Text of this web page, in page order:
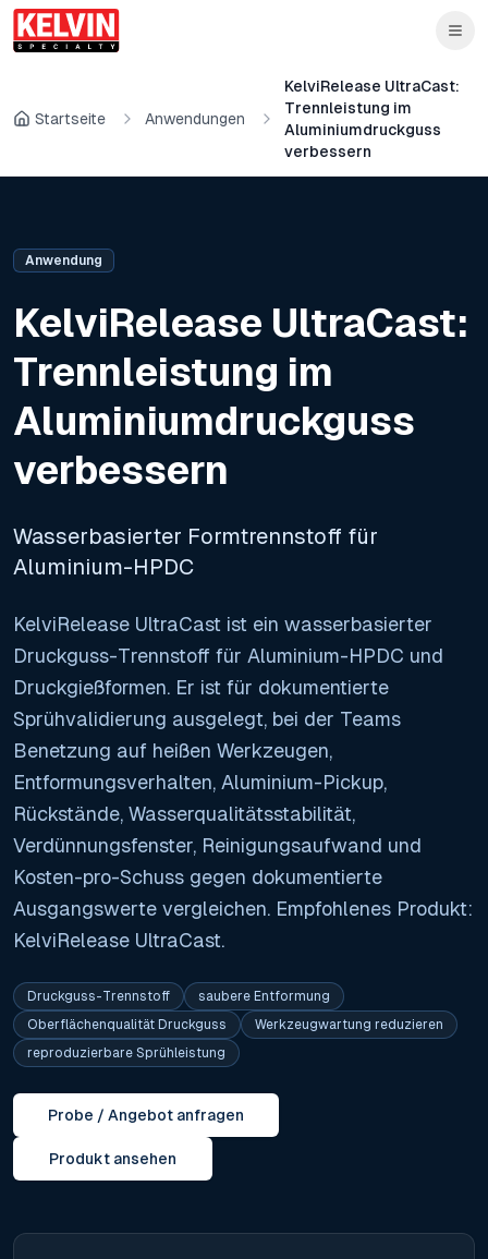
Skip to main content
Zum Hauptinhalt springen
Startseite Anwendungen
KelviRelease UltraCast:
Trennleistung im
Aluminiumdruckguss
verbessern
Anwendung
KelviRelease UltraCast:
Trennleistung im
Aluminiumdruckguss
verbessern
Wasserbasierter Formtrennstoff für
Aluminium-HPDC
KelviRelease UltraCast ist ein wasserbasierter
Druckguss-Trennstoff für Aluminium-HPDC und
Druckgießformen. Er ist für dokumentierte
Sprühvalidierung ausgelegt, bei der Teams
Benetzung auf heißen Werkzeugen,
Entformungsverhalten, Aluminium-Pickup,
Rückstände, Wasserqualitätsstabilität,
Verdünnungsfenster, Reinigungsaufwand und
Kosten-pro-Schuss gegen dokumentierte
Ausgangswerte vergleichen. Empfohlenes Produkt:
KelviRelease UltraCast.
Druckguss-Trennstoff
saubere Entformung
Oberflächenqualität Druckguss
Werkzeugwartung reduzieren
reproduzierbare Sprühleistung
Probe / Angebot anfragen
Produkt ansehen